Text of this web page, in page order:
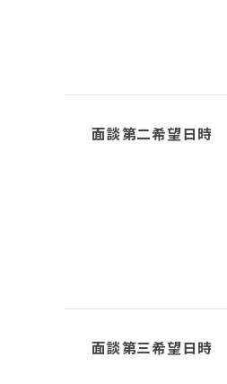
面談第二希望日時
面談第三希望日時